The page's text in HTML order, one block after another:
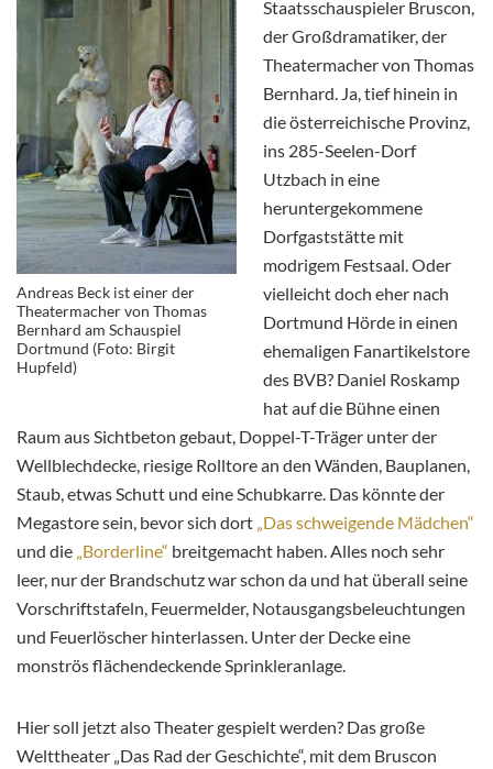
Andreas Beck ist einer der
Theatermacher von Thomas
Bernhard am Schauspiel
Dortmund (Foto: Birgit
Hupfeld)
Staatsschauspieler Bruscon,
der Großdramatiker, der
Theatermacher von Thomas
Bernhard. Ja, tief hinein in
die österreichische Provinz,
ins 285-Seelen-Dorf
Utzbach in eine
heruntergekommene
Dorfgaststätte mit
modrigem Festsaal. Oder
vielleicht doch eher nach
Dortmund Hörde in einen
ehemaligen Fanartikelstore
des BVB? Daniel Roskamp
hat auf die Bühne einen
Raum aus Sichtbeton gebaut, Doppel-T-Träger unter der
Wellblechdecke, riesige Rolltore an den Wänden, Bauplanen,
Staub, etwas Schutt und eine Schubkarre. Das könnte der
Megastore sein, bevor sich dort „Das schweigende Mädchen“
und die „Borderline“ breitgemacht haben. Alles noch sehr
leer, nur der Brandschutz war schon da und hat überall seine
Vorschriftstafeln, Feuermelder, Notausgangsbeleuchtungen
und Feuerlöscher hinterlassen. Unter der Decke eine
monströs flächendeckende Sprinkleranlage.
Hier soll jetzt also Theater gespielt werden? Das große
Welttheater „Das Rad der Geschichte“, mit dem Bruscon